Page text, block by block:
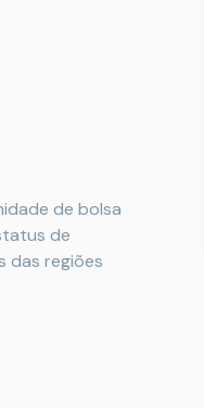
de bolsa
de
das regiões